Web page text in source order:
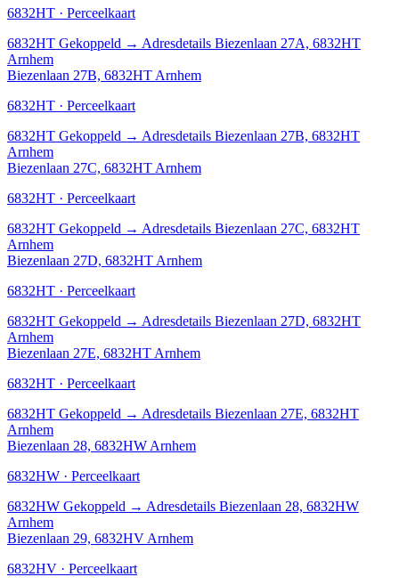
6832HT · Perceelkaart
6832HT Gekoppeld → Adresdetails Biezenlaan 27A, 6832HT
Arnhem
Biezenlaan 27B, 6832HT Arnhem
6832HT · Perceelkaart
6832HT Gekoppeld → Adresdetails Biezenlaan 27B, 6832HT
Arnhem
Biezenlaan 27C, 6832HT Arnhem
6832HT · Perceelkaart
6832HT Gekoppeld → Adresdetails Biezenlaan 27C, 6832HT
Arnhem
Biezenlaan 27D, 6832HT Arnhem
6832HT · Perceelkaart
6832HT Gekoppeld → Adresdetails Biezenlaan 27D, 6832HT
Arnhem
Biezenlaan 27E, 6832HT Arnhem
6832HT · Perceelkaart
6832HT Gekoppeld → Adresdetails Biezenlaan 27E, 6832HT
Arnhem
Biezenlaan 28, 6832HW Arnhem
6832HW · Perceelkaart
6832HW Gekoppeld → Adresdetails Biezenlaan 28, 6832HW
Arnhem
Biezenlaan 29, 6832HV Arnhem
6832HV · Perceelkaart